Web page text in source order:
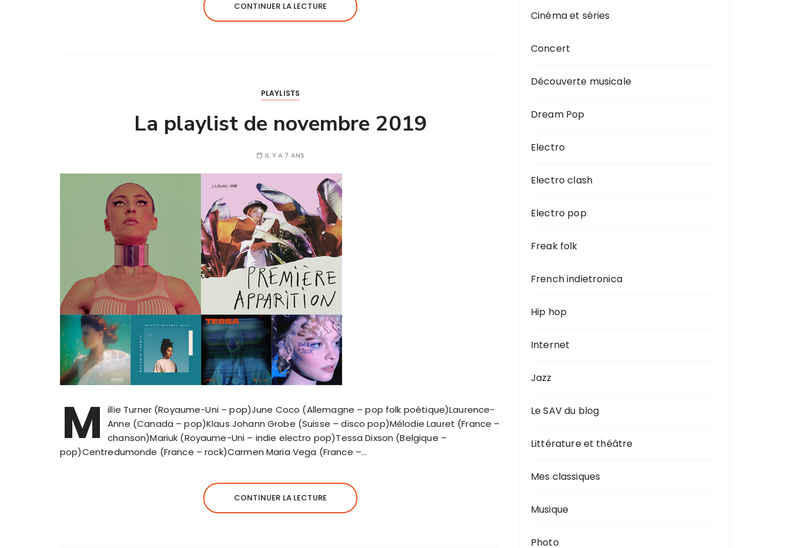
CONTINUER LA LECTURE
PLAYLISTS
La playlist de novembre 2019
IL Y A 7 ANS
M
illie Turner (Royaume-Uni – pop)June Coco (Allemagne – pop folk poétique)Laurence-
Anne (Canada – pop)Klaus Johann Grobe (Suisse – disco pop)Mélodie Lauret (France –
chanson)Mariuk (Royaume-Uni – indie electro pop)Tessa Dixson (Belgique –
pop)Centredumonde (France – rock)Carmen Maria Vega (France –…
CONTINUER LA LECTURE
Cinéma et séries
Concert
Découverte musicale
Dream Pop
Electro
Electro clash
Electro pop
Freak folk
French indietronica
Hip hop
Internet
Jazz
Le SAV du blog
Littérature et théâtre
Mes classiques
Musique
Photo